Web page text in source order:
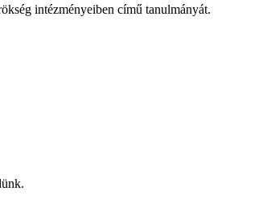
intézményeiben című tanulmányát.